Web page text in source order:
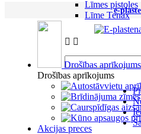
e-
 
Līmes pistoles
Līme Tenax
Drošības aprīkojums
Drošības aprīkojums
Akcijas preces